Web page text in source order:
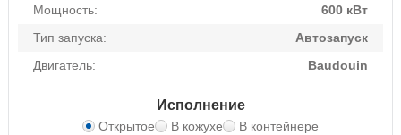
Мощность:
600 кВт
Тип запуска:
Автозапуск
Двигатель:
Baudouin
Исполнение
Открытое В кожухе В контейнере